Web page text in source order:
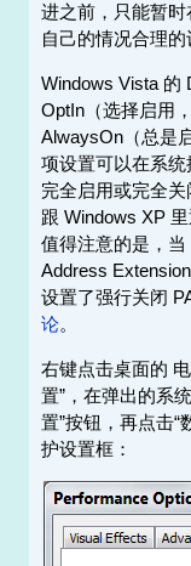
进之前，只能暂
自己的情况合理的
Windows Vista 的
OptIn（选择启用
AlwaysOn（总是
项设置可以在系
完全启用或完全
跟 Windows XP
值得注意的是，
Address
设置了强行关闭
论。
右键点击桌面的
置”，在弹出的系
置”按钮，再点击“
护设置框：